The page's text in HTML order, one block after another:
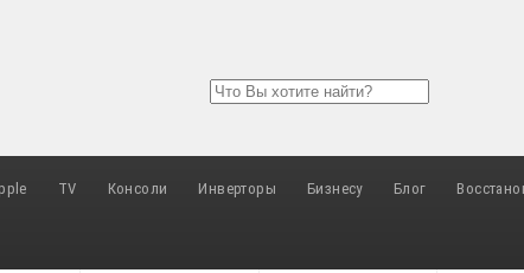
TV Консоли Инверторы Бизнесу Блог